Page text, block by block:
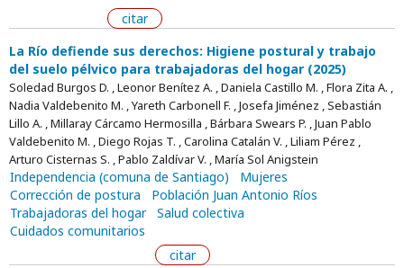
citar
La Río defiende sus derechos: Higiene postural y trabajo
del suelo pélvico para trabajadoras del hogar (2025)
Soledad Burgos D. , Leonor Benítez A. , Daniela Castillo M. , Flora Zita A. ,
Nadia Valdebenito M. , Yareth Carbonell F. , Josefa Jiménez , Sebastián
Lillo A. , Millaray Cárcamo Hermosilla , Bárbara Swears P. , Juan Pablo
Valdebenito M. , Diego Rojas T. , Carolina Catalán V. , Liliam Pérez ,
Arturo Cisternas S. , Pablo Zaldívar V. , María Sol Anigstein
Independencia (comuna de Santiago)
Mujeres
Corrección de postura
Población Juan Antonio Ríos
Trabajadoras del hogar
Salud colectiva
Cuidados comunitarios
citar